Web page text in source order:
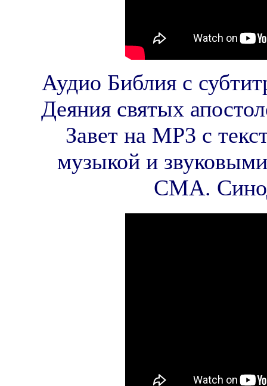
Аудио Библия с
Деяния святых
Завет на MP3 с
музыкой и
СМА.